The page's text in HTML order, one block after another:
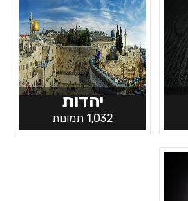
יהדות
1,032 תמונות